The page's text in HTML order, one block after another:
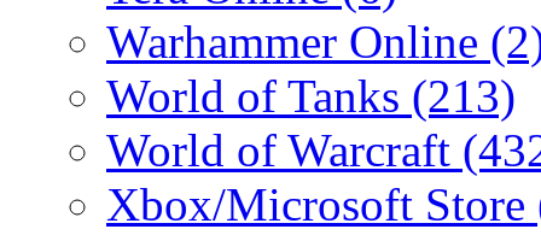
Warhammer Online
World of Tanks (213)
World of Warcraft
Xbox/Microsoft Store